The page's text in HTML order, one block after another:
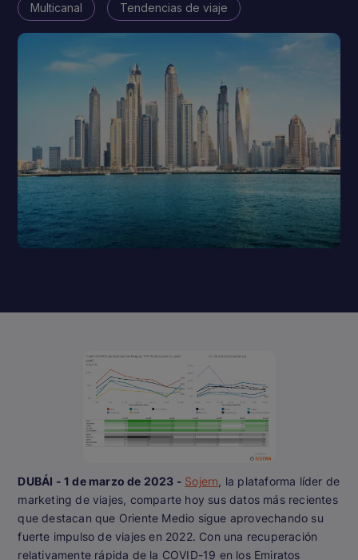
Multicanal Tendencias de viaje
DUBÁI - 1 de marzo de 2023 - Sojern, la plataforma líder de
marketing de viajes, comparte hoy sus datos más recientes
que destacan que Oriente Medio sigue aprovechando su
fuerte impulso de viajes en 2022. Con una recuperación
relativamente rápida de la COVID-19 en los Emiratos